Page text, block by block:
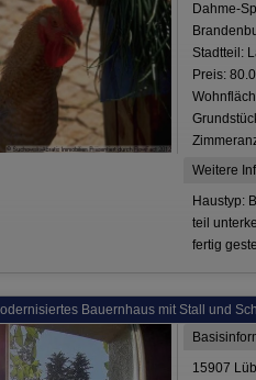
Dahme-
Stadtteil:
Preis:
Weitere
Haustyp:
teil
fertig
Bauernhaus mit Stall und
15907